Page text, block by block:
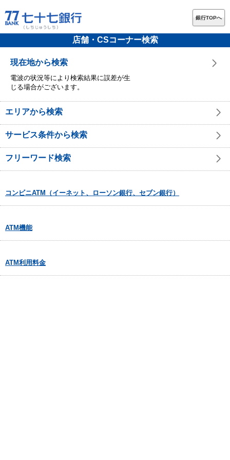
銀行TOPへ
店舗・CSコーナー検索
現在地から検索
電波の状況等により検索結果に誤差が生
じる場合がございます。
エリアから検索
サービス条件から検索
フリーワード検索
コンビニATM（イーネット、ローソン銀行、セブン銀行）
ATM機能
ATM利用料金